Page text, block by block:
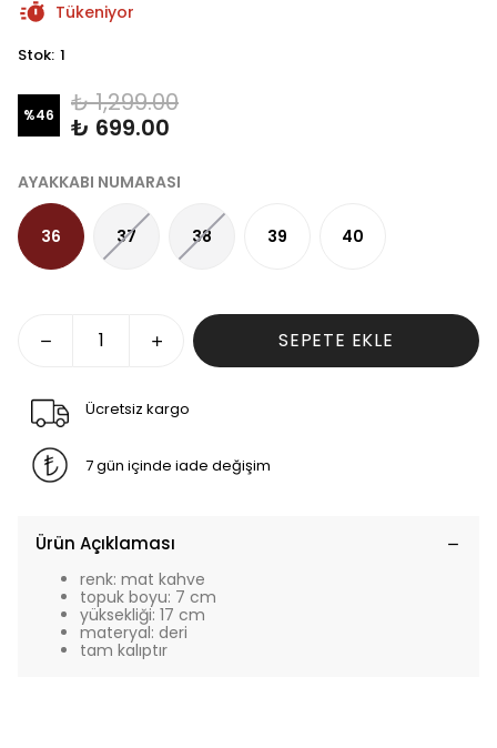
Tükeniyor
Stok: 1
%46
₺ 1,299.00
₺ 699.00
AYAKKABI NUMARASI
36 37 38 39 40
SEPETE EKLE
Ücretsiz kargo
7 gün içinde iade değişim
Ürün Açıklaması
renk: mat kahve
topuk boyu: 7 cm
yüksekliği: 17 cm
materyal: deri
tam kalıptır